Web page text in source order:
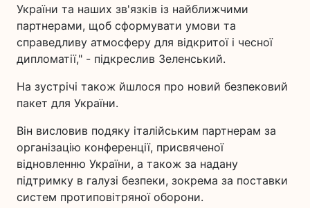
України та наших зв'язків із найближчими
партнерами, щоб сформувати умови та
справедливу атмосферу для відкритої і чесної
дипломатії," - підкреслив Зеленський.
На зустрічі також йшлося про новий безпековий
пакет для України.
Він висловив подяку італійським партнерам за
організацію конференції, присвяченої
відновленню України, а також за надану
підтримку в галузі безпеки, зокрема за поставки
систем протиповітряної оборони.